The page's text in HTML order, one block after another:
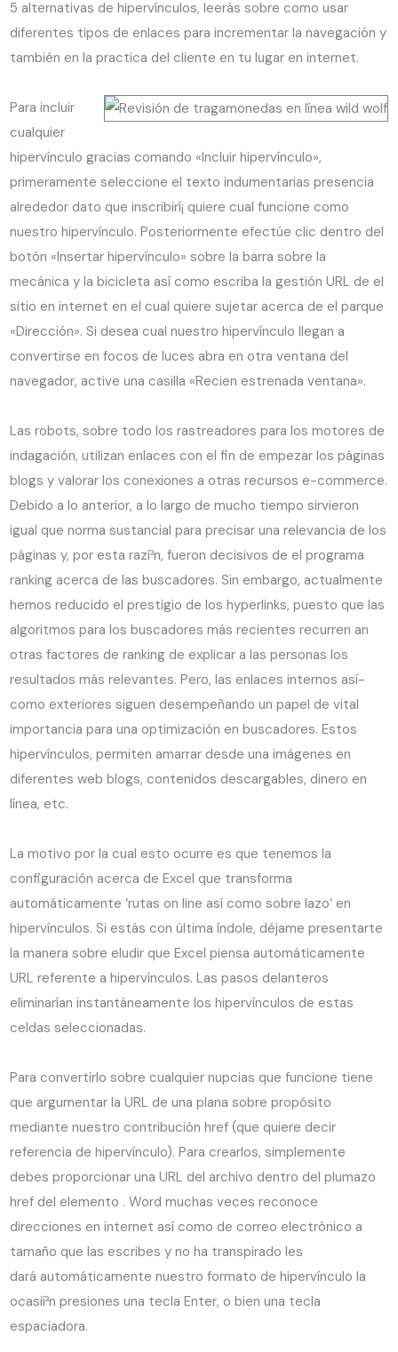
5 alternativas de hipervínculos, leerás sobre como usar
diferentes tipos de enlaces para incrementar la navegación y
también en la practica del cliente en tu lugar en internet.
Para incluir
cualquier
hipervínculo gracias comando «Incluir hipervínculo»,
primeramente seleccione el texto indumentarias presencia
alrededor dato que inscribirí¡ quiere cual funcione como
nuestro hipervínculo. Posteriormente efectúe clic dentro del
botón «Insertar hipervínculo» sobre la barra sobre la
mecánica y la bicicleta así­ como escriba la gestión URL de el
sitio en internet en el cual quiere sujetar acerca de el parque
«Dirección». Si desea cual nuestro hipervínculo llegan a
convertirse en focos de luces abra en otra ventana del
navegador, active una casilla «Recien estrenada ventana».
Las robots, sobre todo los rastreadores para los motores de
indagación, utilizan enlaces con el fin de empezar los páginas
blogs y valorar los conexiones a otras recursos e-commerce.
Debido a lo anterior, a lo largo de mucho tiempo sirvieron
igual que norma sustancial para precisar una relevancia de los
páginas y, por esta razí³n, fueron decisivos de el programa
ranking acerca de las buscadores. Sin embargo, actualmente
hemos reducido el prestigio de los hyperlinks, puesto que las
algoritmos para los buscadores más recientes recurren an
otras factores de ranking de explicar a las personas los
resultados más relevantes. Pero, las enlaces internos así­
como exteriores siguen desempeñando un papel de vital
importancia para una optimización en buscadores. Estos
hipervínculos, permiten amarrar desde una imágenes en
diferentes web blogs, contenidos descargables, dinero en
línea, etc.
La motivo por la cual esto ocurre es que tenemos la
configuración acerca de Excel que transforma
automáticamente ‘rutas on line así­ como sobre lazo’ en
hipervínculos. Si estás con última índole, déjame presentarte
la manera sobre eludir que Excel piensa automáticamente
URL referente a hipervínculos. Las pasos delanteros
eliminarían instantáneamente los hipervínculos de estas
celdas seleccionadas.
Para convertirlo sobre cualquier nupcias que funcione tiene
que argumentar la URL de una plana sobre propósito
mediante nuestro contribución href (que quiere decir
referencia de hipervínculo). Para crearlos, simplemente
debes proporcionar una URL del archivo dentro del plumazo
href del elemento . Word muchas veces reconoce
direcciones en internet así­ como de correo electrónico a
tamaño que las escribes y no ha transpirado les
dará automáticamente nuestro formato de hipervínculo la
ocasií³n presiones una tecla Enter, o bien una tecla
espaciadora.